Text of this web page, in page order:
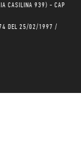
CASILINA 939) - CAP
DEL 25/02/1997 /